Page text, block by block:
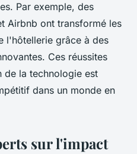
Par exemple, des
Airbnb ont transformé les
l'hôtellerie grâce à des
Ces réussites
la technologie est
dans un monde en
sur l'impact